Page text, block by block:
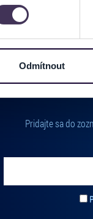
změnit nebo
vašem zařízení
Získané
cookies
změnit v
Odmítnout
Pridajte sa do
vám budeme